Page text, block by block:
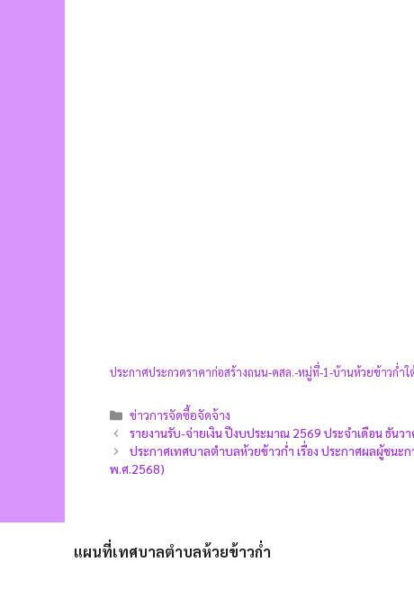
ประกาศประกวดราคาก่อสร้างถนน-คสล.-หมู่ที่-1-บ้านห้วยข้าวก่ำ
ข่าวการจัดซื้อจัดจ้าง
รายงานรับ-จ่ายเงิน ปีงบประมาณ 2569 ประจำเดือน ธันว
ประกาศเทศบาลตำบลห้วยข้าวก่ำ เรื่อง ประกาศผลผู้ชน
พ.ศ.2568)
แผนที่เทศบาลตำบลห้วยข้าวก่ำ